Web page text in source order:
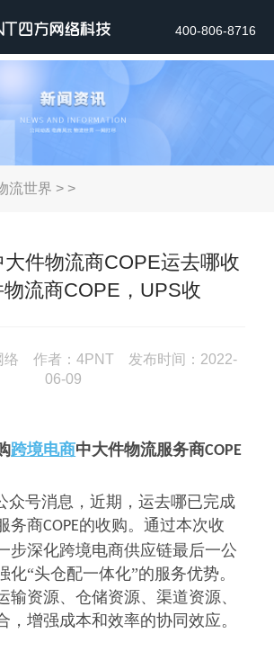
400-806-8716
流世界 > >
件物流商COPE运去哪收
物流商COPE，UPS收
络 作者：4PNT 发布时间：2022-
06-09
跨境电商中大件物流服务商COPE
众号消息，近期，运去哪已完成
务商COPE的收购。通过本次收
步深化跨境电商供应链最后一公
化“头仓配一体化”的服务优势。
输资源、仓储资源、渠道资源、
，增强成本和效率的协同效应。